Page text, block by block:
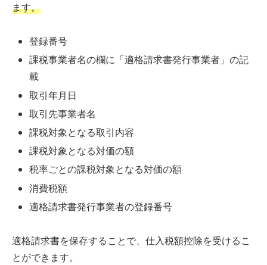
ます。
登録番号
課税事業者名の欄に「適格請求書発行事業者」の記
載
取引年月日
取引先事業者名
課税対象となる取引内容
課税対象となる対価の額
税率ごとの課税対象となる対価の額
消費税額
適格請求書発行事業者の登録番号
適格請求書を保存することで、仕入税額控除を受けるこ
とができます。